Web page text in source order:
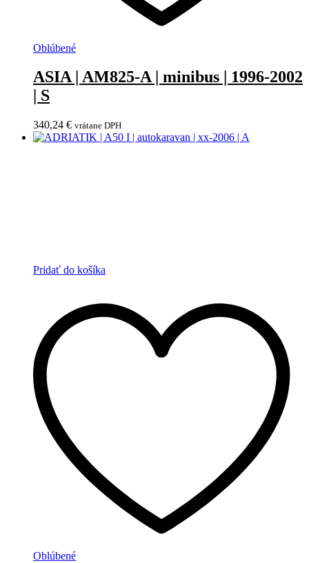
Oblúbené
ASIA | AM825-A | minibus | 1996-2002
| S
340,24 € vrátane DPH
Pridať do košíka
Oblúbené